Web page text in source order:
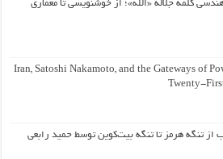
کلمه جلاله «الله»؛ از خوشنویسی تا معماری
Iran, Satoshi Nakamoto, and the Gateways of
Twenty-
از تنگه هرمز تا تنگه بیت‌کوین توسط حمید رابعی